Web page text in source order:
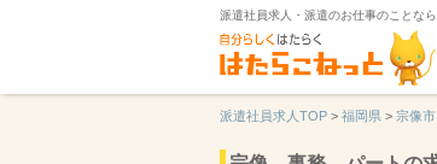
派遣社員求人・派遣のお仕事のことなら
派遣社員求人TOP > 福岡県 > 宗像市